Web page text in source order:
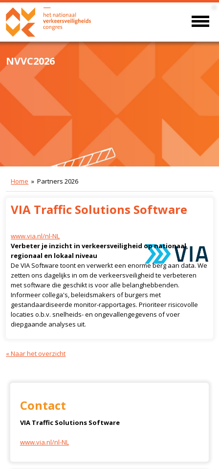
NVVC2026
Home » Partners 2026
VIA Traffic Solutions Software
www.via.nl/nl-NL
Verbeter je inzicht in verkeersveiligheid op nationaal,
regionaal en lokaal niveau
De VIA Software toont en verwerkt een enorme berg aan data. We
zetten ons dagelijks in om de verkeersveiligheid te verbeteren
met software die geschikt is voor alle belanghebbenden.
Informeer collega's, beleidsmakers of burgers met
gestandaardiseerde monitor-rapportages. Prioriteer risicovolle
locaties o.b.v. snelheids- en ongevallengegevens of voer
diepgaande analyses uit.
« Naar het overzicht
Contact
VIA Traffic Solutions Software
www.via.nl/nl-NL